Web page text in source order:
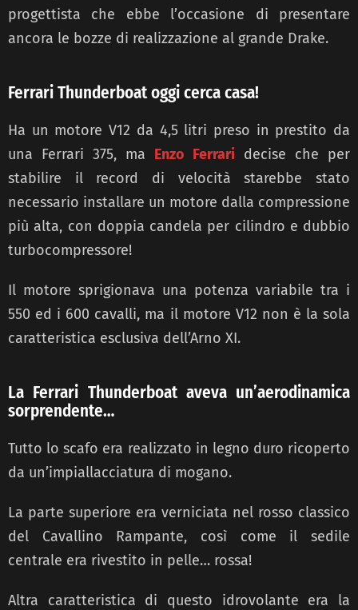
progettista che ebbe l’occasione di presentare
ancora le bozze di realizzazione al grande Drake.
Ferrari Thunderboat oggi cerca casa!
Ha un motore V12 da 4,5 litri preso in prestito da
una Ferrari 375, ma Enzo Ferrari decise che per
stabilire il record di velocità starebbe stato
necessario installare un motore dalla compressione
più alta, con doppia candela per cilindro e dubbio
turbocompressore!
Il motore sprigionava una potenza variabile tra i
550 ed i 600 cavalli, ma il motore V12 non è la sola
caratteristica esclusiva dell’Arno XI.
La Ferrari Thunderboat aveva un’aerodinamica
sorprendente…
Tutto lo scafo era realizzato in legno duro ricoperto
da un’impiallacciatura di mogano.
La parte superiore era verniciata nel rosso classico
del Cavallino Rampante, così come il sedile
centrale era rivestito in pelle… rossa!
Altra caratteristica di questo idrovolante era la